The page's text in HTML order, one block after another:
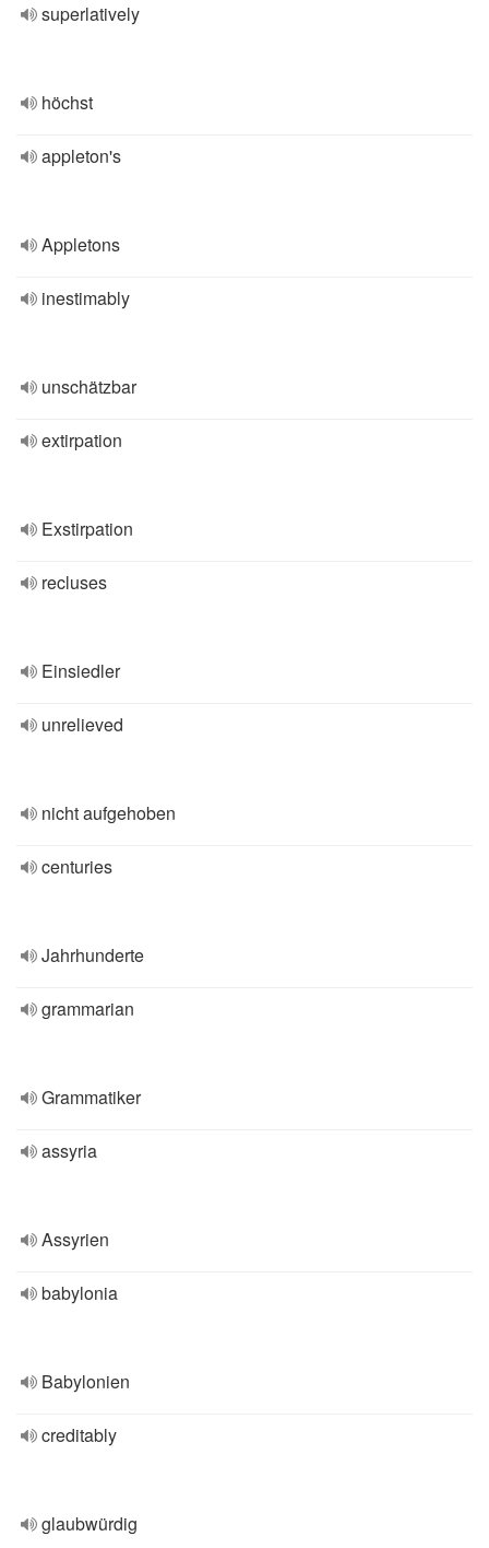
superlatively
höchst
appleton's
Appletons
inestimably
unschätzbar
extirpation
Exstirpation
recluses
Einsiedler
unrelieved
nicht aufgehoben
centuries
Jahrhunderte
grammarian
Grammatiker
assyria
Assyrien
babylonia
Babylonien
creditably
glaubwürdig